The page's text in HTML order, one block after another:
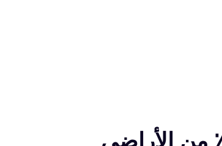
تم دمر 70 ٪ من الأراضي